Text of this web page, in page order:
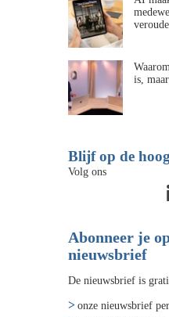
is,
Blijf op de
Volg ons
Abonneer je
nieuwsbrief
De nieuwsbrief is
onze nieuwsbrief